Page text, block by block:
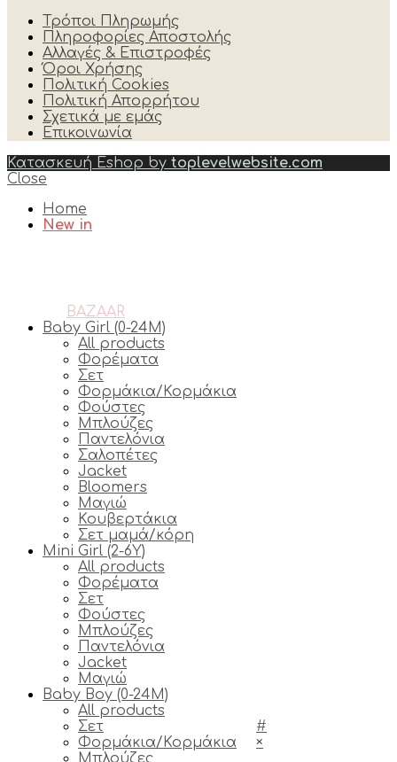
Τρόποι Πληρωμής
Πληροφορίες Αποστολής
Αλλαγές & Επιστροφές
Όροι Χρήσης
Πολιτική Cookies
Πολιτική Απορρήτου
Σχετικά με εμάς
Επικοινωνία
Κατασκευή Eshop by toplevelwebsite.com
Close
Home
New in
BAZAAR
Baby Girl (0-24M)
All products
Φορέματα
Σετ
Φορμάκια/Κορμάκια
Φούστες
Μπλούζες
Παντελόνια
Σαλοπέτες
Jacket
Bloomers
Μαγιώ
Κουβερτάκια
Σετ μαμά/κόρη
Mini Girl (2-6Y)
All products
Φορέματα
Σετ
Φούστες
Μπλούζες
Παντελόνια
Jacket
Μαγιώ
Baby Boy (0-24M)
All products
Σετ
Φορμάκια/Κορμάκια
Μπλούζες
#
×